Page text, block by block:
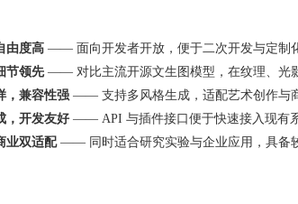
由度高 —— 面向开发者开放，便于二次开发与定制
节领先—— 对比主流开源文生图模型，在纹理、光
，兼容性强 —— 支持多风格生成，适配艺术创作与
，开发友好 —— API 与插件接口便于快速接入现有系
业双适配—— 同时适合研究实验与企业应用，具备